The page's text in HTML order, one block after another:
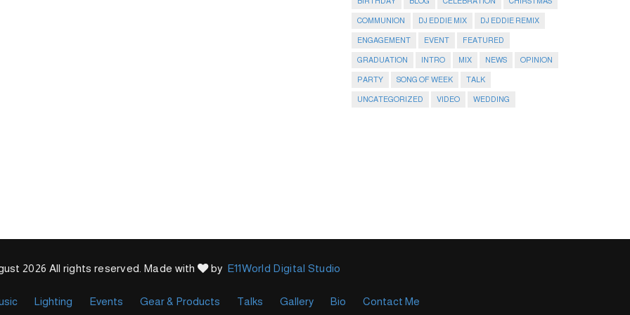
COMMUNION DJ EDDIE MIX DJ EDDIE REMIX
ENGAGEMENT EVENT FEATURED
GRADUATION INTRO MIX NEWS OPINION
PARTY SONG OF WEEK TALK
UNCATEGORIZED VIDEO WEDDING
2026 All rights reserved. Made with by E11World Digital Studio
Lighting Events Gear & Products Talks Gallery Bio Contact Me